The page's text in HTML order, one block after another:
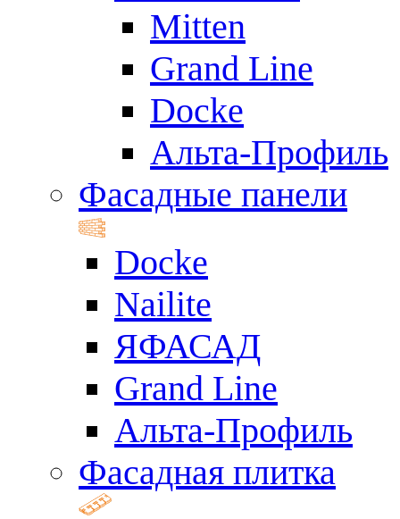
Mitten
Grand Line
Docke
Альта-Профиль
Фасадные панели
Docke
Nailite
ЯФАСАД
Grand Line
Альта-Профиль
Фасадная плитка